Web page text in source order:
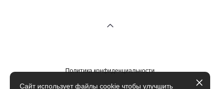
Политика конфиденциальности
Cайт использует файлы cookie чтобы улучшить